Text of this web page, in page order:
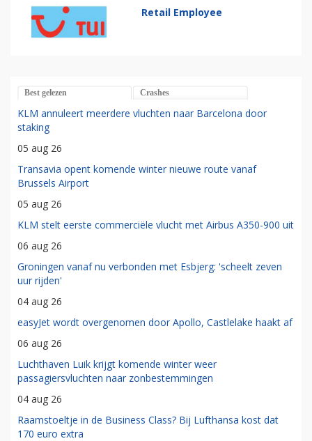
Retail Employee
Best gelezen Crashes
KLM annuleert meerdere vluchten naar Barcelona door
staking
05 aug 26
Transavia opent komende winter nieuwe route vanaf
Brussels Airport
05 aug 26
KLM stelt eerste commerciële vlucht met Airbus A350-900 uit
06 aug 26
Groningen vanaf nu verbonden met Esbjerg: 'scheelt zeven
uur rijden'
04 aug 26
easyJet wordt overgenomen door Apollo, Castlelake haakt af
06 aug 26
Luchthaven Luik krijgt komende winter weer
passagiersvluchten naar zonbestemmingen
04 aug 26
Raamstoeltje in de Business Class? Bij Lufthansa kost dat
170 euro extra